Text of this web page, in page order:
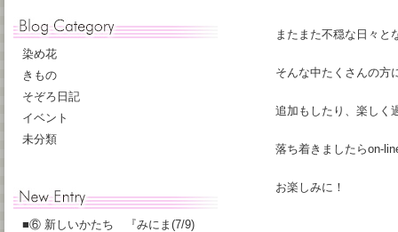
またまた不穏な日々と
そんな中たくさんの方
追加もしたり、楽しく
落ち着きましたらon-
お楽しみに！
染め花
きもの
そぞろ日記
イベント
未分類
■⑥ 新しいかたち 『みにま(7/9)